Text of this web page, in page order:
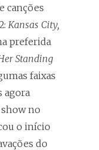
canções
Kansas City,
preferida
Standing
faixas
agora
no
o início
do